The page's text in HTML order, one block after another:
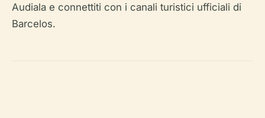
Audiala e connettiti con i canali turistici ufficiali di
Barcelos.